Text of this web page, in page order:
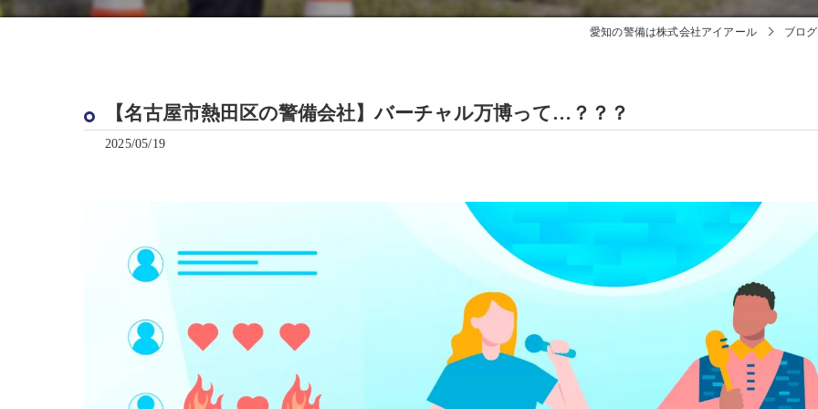
愛知の警備は株式会社アイアール ブログ
【名古屋市熱田区の警備会社】バーチャル万博って…？？？
2025/05/19